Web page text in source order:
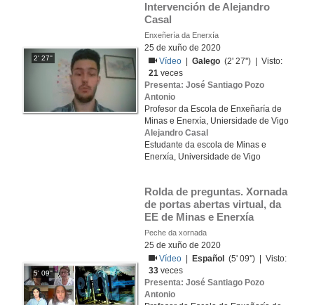
2' 27''
Intervención de Alejandro
Casal
Enxeñería da Enerxía
25 de xuño de 2020
Vídeo
|Galego (2' 27'') | Visto:
21 veces
Presenta: José Santiago Pozo
Antonio
Profesor da Escola de Enxeñaría de
Minas e Enerxía, Uniersidade de Vigo
Alejandro Casal
Estudante da escola de Minas e
Enerxía, Universidade de Vigo
5' 09''
Rolda de preguntas. Xornada
de portas abertas virtual, da
EE de Minas e Enerxía
Peche da xornada
25 de xuño de 2020
Vídeo
Español
(5' 09'') | Visto:
33 veces
Presenta: José Santiago Pozo
Antonio